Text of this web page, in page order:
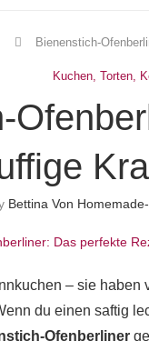
Bienenstich-
Kuchen, Torten,
Bettina Von
– sie
du einen saftig
Ofenberliner